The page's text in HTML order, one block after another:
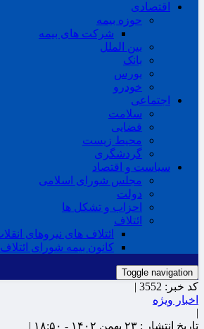
اقتصادی
حوزه بیمه
شرکت های بیمه
بین الملل
بانک
بورس
خودرو
اجتماعی
سلامت
قضایی
محیط زیست
گردشگری
سیاست و اقتصاد
مجلس شورای اسلامی
دولت
احزاب و تشکل ها
ائتلاف
ائتلاف های نیروهای
کانون بیمه شورای ائتلاف
Toggle navigation
کد خبر: 3552 |
اخبار ویژه
|
تاریخ انتشار : ۲۳ بهمن ۱۴۰۲ - ۱۸:۵۰ |